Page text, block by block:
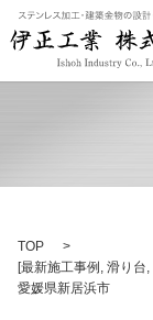
TOP
[最新施工事例 ,滑り台,
愛媛県新居浜市